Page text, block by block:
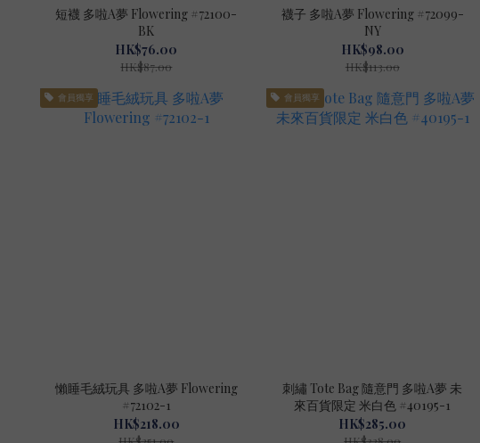
短襪 多啦A夢 Flowering #72100-
BK
HK$76.00
HK$87.00
襪子 多啦A夢 Flowering #72099-
NY
HK$98.00
HK$113.00
會員獨享
懶睡毛絨玩具 多啦A夢 Flowering
#72102-1
HK$218.00
會員獨享
刺繡 Tote Bag 隨意門 多啦A夢 未
來百貨限定 米白色 #40195-1
HK$285.00